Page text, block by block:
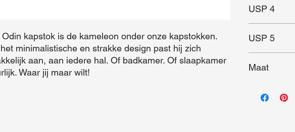
Odin kapstok is de kameleon onder onze kapstokken.
minimalistische en strakke design past hij zich
aan, aan iedere hal. Of badkamer. Of slaapkamer
Waar jij maar wilt!
USP 4
USP 5
Maat